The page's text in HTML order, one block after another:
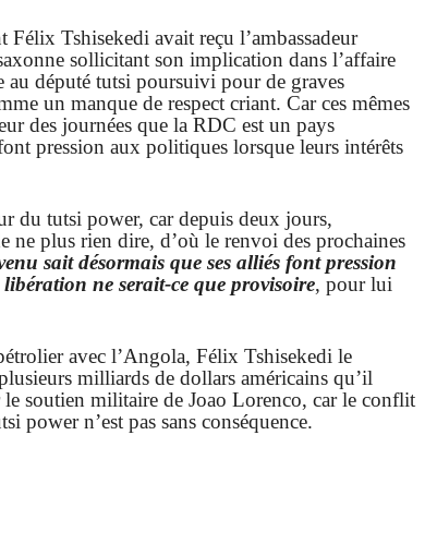
Félix Tshisekedi avait reçu l’ambassadeur
sollicitant son implication dans l’affaire
au député tutsi poursuivi pour de graves
un manque de respect criant. Car ces mêmes
des journées que la RDC est un pays
pression aux politiques lorsque leurs intérêts
du tutsi power, car depuis deux jours,
ne plus rien dire, d’où le renvoi des prochaines
sait désormais que ses alliés font pression
ne serait-ce que provisoire, pour lui
avec l’Angola, Félix Tshisekedi le
milliards de dollars américains qu’il
le soutien militaire de Joao Lorenco, car le conflit
power n’est pas sans conséquence.